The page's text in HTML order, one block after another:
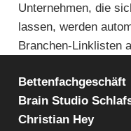
Unternehmen, die
lassen, werden
Branchen-Linklisten
Bettenfachgeschäft
Brain Studio
Christian Hey